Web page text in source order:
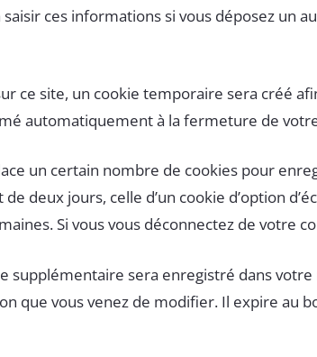
ces informations si vous déposez un
ce site, un cookie temporaire sera créé
automatiquement à la fermeture de
un certain nombre de cookies pour
deux jours, celle d’un cookie d’option
Si vous vous déconnectez de votre
supplémentaire sera enregistré dans
que vous venez de modifier. Il expire au